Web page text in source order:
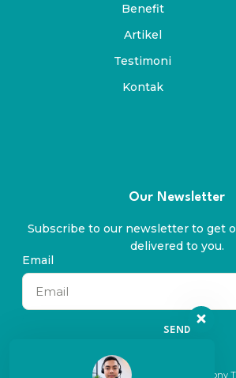
Benefit
Artikel
Testimoni
Kontak
Our Newsletter
Subscribe to our newsletter to get
delivered to you.
Email
SEND
© 2024 All rights reserved. By Symphony